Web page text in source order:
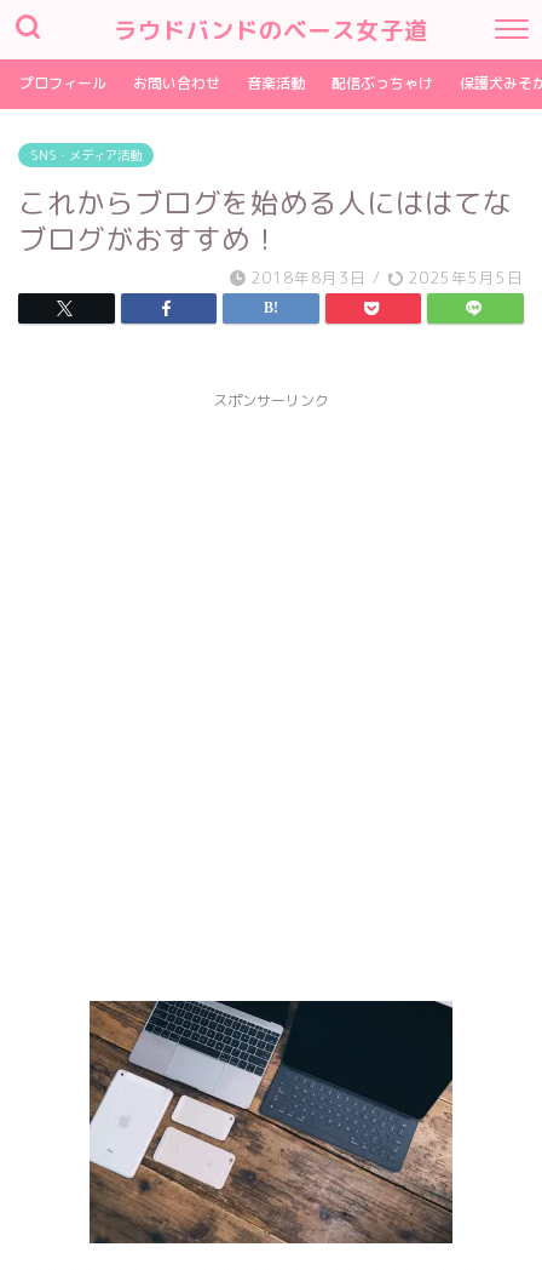
ラウドバンドのベース女子道
プロフィール お問い合わせ 音楽活動 配信ぶっちゃけ 保護犬みそ
SNS・メディア活動
これからブログを始める人にははてな
ブログがおすすめ！
2018年8月3日 / 2025年5月5日
スポンサーリンク